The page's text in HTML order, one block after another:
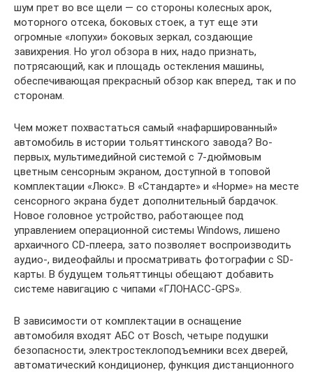
шум прет во все щели — со стороны колесных арок,
моторного отсека, боковых стоек, а тут еще эти
огромные «лопухи» боковых зеркал, создающие
завихрения. Но угол обзора в них, надо признать,
потрясающий, как и площадь остекления машины,
обеспечивающая прекрасный обзор как вперед, так и по
сторонам.
Чем может похвастаться самый «нафаршированный»
автомобиль в истории тольяттинского завода? Во-
первых, мультимедийной системой с 7-дюймовым
цветным сенсорным экраном, доступной в топовой
комплектации «Люкс». В «Стандарте» и «Норме» на месте
сенсорного экрана будет дополнительный бардачок.
Новое головное устройство, работающее под
управлением операционной системы Windows, лишено
архаичного CD-плеера, зато позволяет воспроизводить
аудио-, видеофайлы и просматривать фотографии с SD-
карты. В будущем тольяттинцы обещают добавить
системе навигацию с чипами «ГЛОНАСС-GPS».
В зависимости от комплектации в оснащение
автомобиля входят АБС от Bosch, четыре подушки
безопасности, электростеклоподъемники всех дверей,
автоматический кондиционер, функция дистанционного